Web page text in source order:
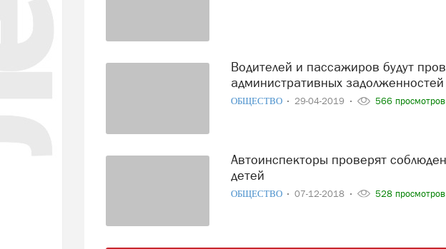
Водителей и пассажиров будут проверять на наличие
административных задолженностей
ОБЩЕСТВО 29-04-2019 566 просмотров
Автоинспекторы проверят соблюдение правил перевозки
детей
ОБЩЕСТВО 07-12-2018 528 просмотров